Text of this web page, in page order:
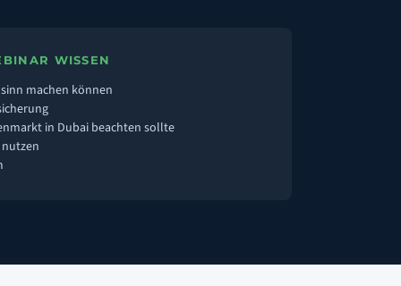
WISSEN
machen können
in Dubai beachten sollte
nutzen